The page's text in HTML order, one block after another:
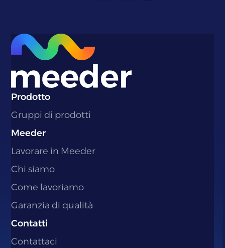
Prodotto
Gruppi di prodotti
Meeder
Lavorare in Meeder
Chi siamo
Come lavoriamo
Garanzia di qualità
Contatti
Contattaci